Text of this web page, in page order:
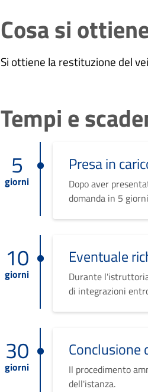
Cosa si
Si ottiene la restituzione del
Tempi e
5
giorni
Presa in
Dopo aver
domanda in 5
10
giorni
Eventuale
Durante
di integrazioni
30
giorni
Conclusione
Il procedimento
dell'istanza.